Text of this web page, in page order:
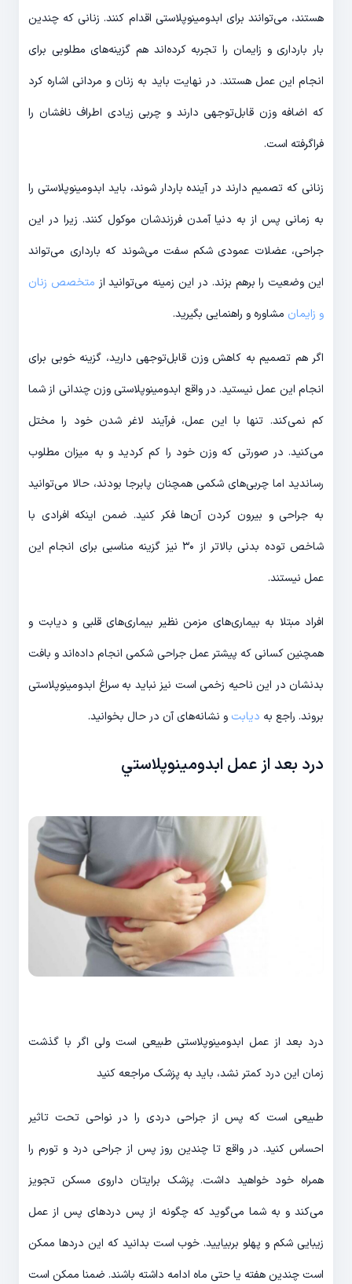
هستند، می‌توانند برای ابدومینوپلاستی اقدام کنند. زنانی که چندین
بار بارداری و زایمان را تجربه کرده‌اند هم گزینه‌های مطلوبی برای
انجام این عمل هستند. در نهایت باید به زنان و مردانی اشاره کرد
که اضافه وزن قابل‌توجهی دارند و چربی زیادی اطراف نافشان را
فراگرفته است.
زنانی که تصمیم دارند در آینده باردار شوند، باید ابدومینوپلاستی را
به زمانی پس از به دنیا آمدن فرزندشان موکول کنند. زیرا در این
جراحی، عضلات عمودی شکم سفت می‌شوند که بارداری می‌تواند
این وضعیت را برهم بزند. در این زمینه می‌توانید از متخصص زنان
و زایمان مشاوره و راهنمایی بگیرید.
اگر هم تصمیم به کاهش وزن قابل‌توجهی دارید، گزینه خوبی برای
انجام این عمل نیستید. در واقع ابدومینوپلاستی وزن چندانی از شما
کم نمی‌کند. تنها با این عمل، فرآیند لاغر شدن خود را مختل
می‌کنید. در صورتی که وزن خود را کم کردید و به میزان مطلوب
رساندید اما چربی‌های شکمی همچنان پابرجا بودند، حالا می‌توانید
به جراحی و بیرون کردن آن‌ها فکر کنید. ضمن اینکه افرادی با
شاخص توده بدنی بالاتر از ۳۰ نیز گزینه مناسبی برای انجام این
عمل نیستند.
افراد مبتلا به بیماری‌های مزمن نظیر بیماری‌های قلبی و دیابت و
همچنین کسانی که پیشتر عمل جراحی شکمی انجام داده‌اند و بافت
بدنشان در این ناحیه زخمی است نیز نباید به سراغ ابدومینوپلاستی
بروند. راجع به دیابت و نشانه‌های آن در حال بخوانید.
درد بعد از عمل ابدومينوپلاستي
درد بعد از عمل ابدومینوپلاستی طبیعی است ولی اگر با گذشت
زمان این درد کمتر نشد، باید به پزشک مراجعه کنید
طبیعی است که پس از جراحی دردی را در نواحی تحت تاثیر
احساس کنید. در واقع تا چندین روز پس از جراحی درد و تورم را
همراه خود خواهید داشت. پزشک برایتان داروی مسکن تجویز
می‌کند و به شما می‌گوید که چگونه از پس دردهای پس از عمل
زیبایی شکم و پهلو بربیایید. خوب است بدانید که این دردها ممکن
است چندین هفته یا حتی ماه ادامه داشته باشند. ضمنا ممکن است